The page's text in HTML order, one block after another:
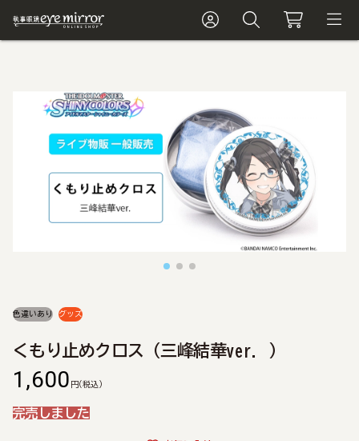
色違いあり グッズ
くもり止めクロス（三峰結華ver. ）
1,600 円 (税込)
完売しました